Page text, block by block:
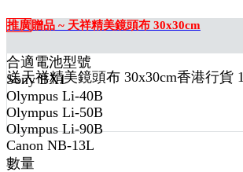
推廣贈品 ~ 天祥精美鏡頭布 30x30cm
送天祥精美鏡頭布 30x30cm香港行貨 1
合適電池型號
Sony BX1
Olympus Li-40B
Olympus Li-50B
Olympus Li-90B
Canon NB-13L
數量